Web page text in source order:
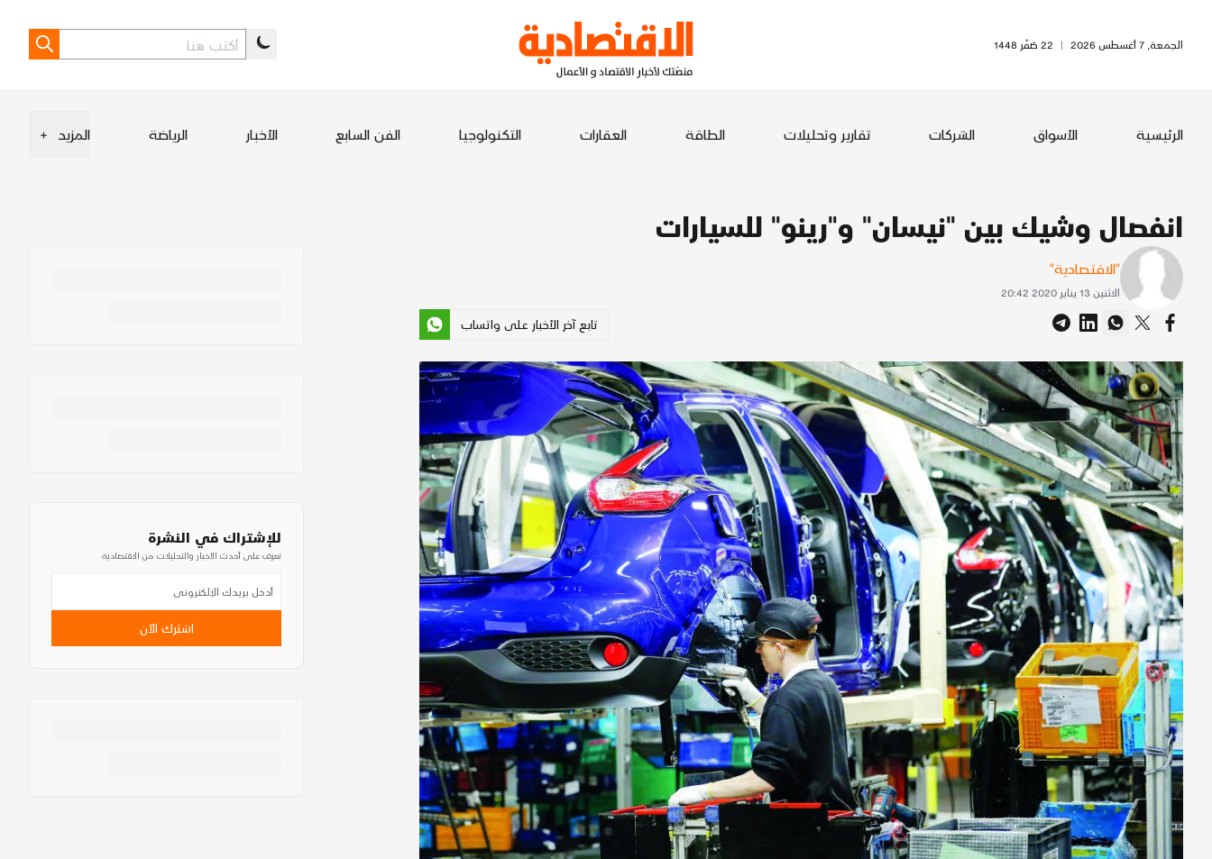
الجمعة, 7 أغسطس 2026 | 22 صَفَر 1448
الرئيسية الأسواق الشركات تقارير وتحليلات الطاقة العقارات التكنولوجيا الفن السابع الأخبار الرياضة المزيد +
انفصال وشيك بين "نيسان" و"رينو" للسيارات
"الاقتصادية"
الاثنين 13 يناير 2020 20:42
تابع آخر الأخبار على واتساب
للإشتراك في النشرة
تعرف على أحدث الأخبار والتحليلات من الاقتصادية
اشترك الآن